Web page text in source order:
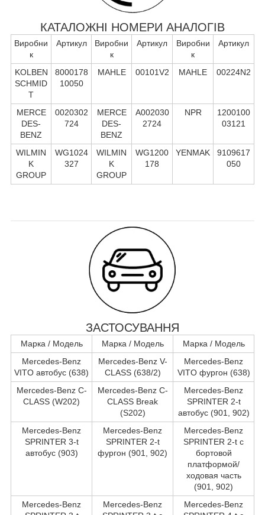
КАТАЛОЖНІ НОМЕРИ АНАЛОГІВ
Виробни
к
Артикул
Виробни
к
Артикул
Виробни
к
Артикул
KOLBEN
SCHMID
T
8000178
10050
MAHLE 00101V2 MAHLE 00224N2
MERCE
DES-
BENZ
0020302
724
MERCE
DES-
BENZ
A002030
2724
NPR
1200100
03121
WILMIN
K
GROUP
WG1024
327
WILMIN
K
GROUP
WG1200
178
YENMAK
9109617
050
ЗАСТОСУВАННЯ
Марка / Модель Марка / Модель
Марка / Модель
Mercedes-Benz
VITO автобус (638)
Mercedes-Benz V-
CLASS (638/2)
Mercedes-Benz
VITO фургон (638)
Mercedes-Benz C-
CLASS (W202)
Mercedes-Benz C-
CLASS Break
(S202)
Mercedes-Benz
SPRINTER 2-t
автобус (901, 902)
Mercedes-Benz
SPRINTER 3-t
автобус (903)
Mercedes-Benz
SPRINTER 2-t
фургон (901, 902)
Mercedes-Benz
SPRINTER 2-t c
бортовой
платформой/
ходовая часть
(901, 902)
Mercedes-Benz
Mercedes-Benz
Mercedes-Benz